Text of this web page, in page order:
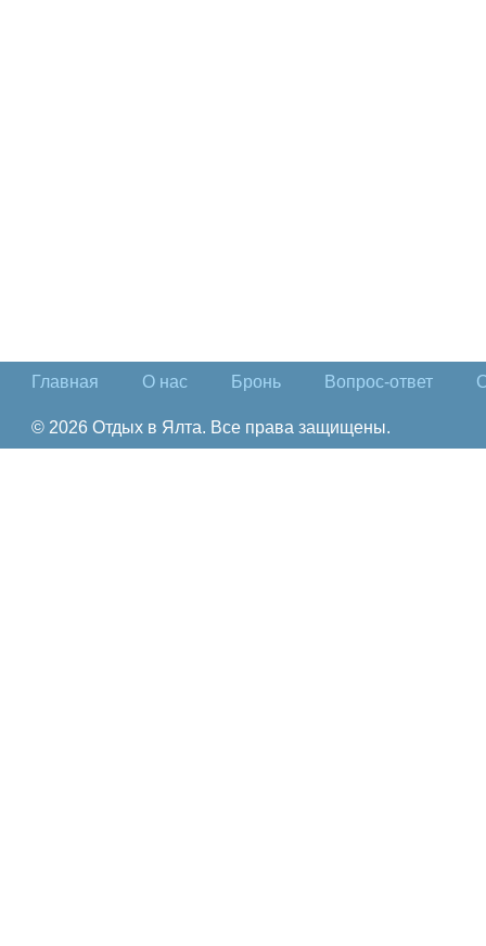
Главная О нас Бронь Вопрос-ответ
© 2026 Отдых в Ялта. Все права защищены.